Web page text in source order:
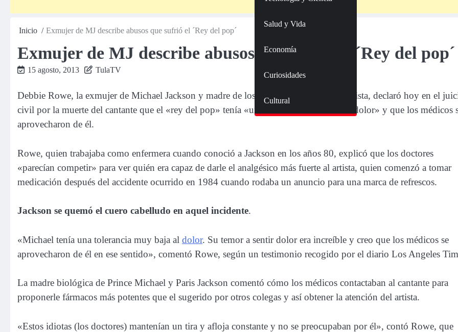
Salud y Vida
Economía
Curiosidades
Cultural
Inicio Exmujer de MJ describe abusos que sufrió el ´Rey del pop´
Exmujer de MJ describe abusos que sufrió el ´Rey del
15 agosto, 2013 TulaTV
Debbie Rowe, la exmujer de Michael Jackson y madre de los dos hijos mayores del artista, declaró hoy en el
civil por la muerte del cantante que el «rey del pop» tenía «una tolerancia muy baja al dolor» y que los médicos
aprovecharon de él.
Rowe, quien trabajaba como enfermera cuando conoció a Jackson en los años 80, explicó que los doctores
«parecían competir» para ver quién era capaz de darle el analgésico más fuerte al artista, quien comenzó a tomar
medicación después del accidente ocurrido en 1984 cuando rodaba un anuncio para una marca de refrescos.
Jackson se quemó el cuero cabelludo en aquel incidente.
«Michael tenía una tolerancia muy baja al dolor. Su temor a sentir dolor era increíble y creo que los médicos se
aprovecharon de él en ese sentido», comentó Rowe, según un testimonio recogido por el diario Los Angeles
La madre biológica de Prince Michael y Paris Jackson comentó cómo los médicos contactaban al cantante para
proponerle fármacos más potentes que el sugerido por otros colegas y así obtener la atención del artista.
«Estos idiotas (los doctores) mantenían un tira y afloja constante y no se preocupaban por él», contó Rowe, que